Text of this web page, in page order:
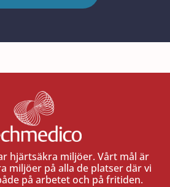
hjärtsäkra miljöer. Vårt mål är
miljöer på alla de platser där vi
på arbetet och på fritiden.